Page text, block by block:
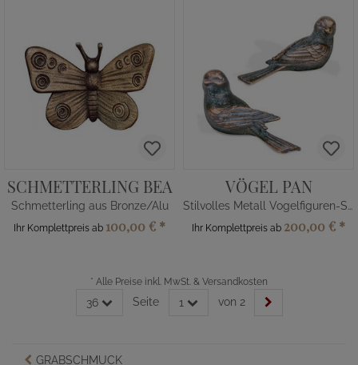
SCHMETTERLING BEA
Schmetterling aus Bronze/Alu
Ihr Komplettpreis ab 100,00 € *
VÖGEL PAN
Stilvolles Metall Vogelfiguren-Set
Ihr Komplettpreis ab 200,00 € *
* Alle Preise inkl. MwSt. & Versandkosten
36 Seite 1 von 2
GRABSCHMUCK